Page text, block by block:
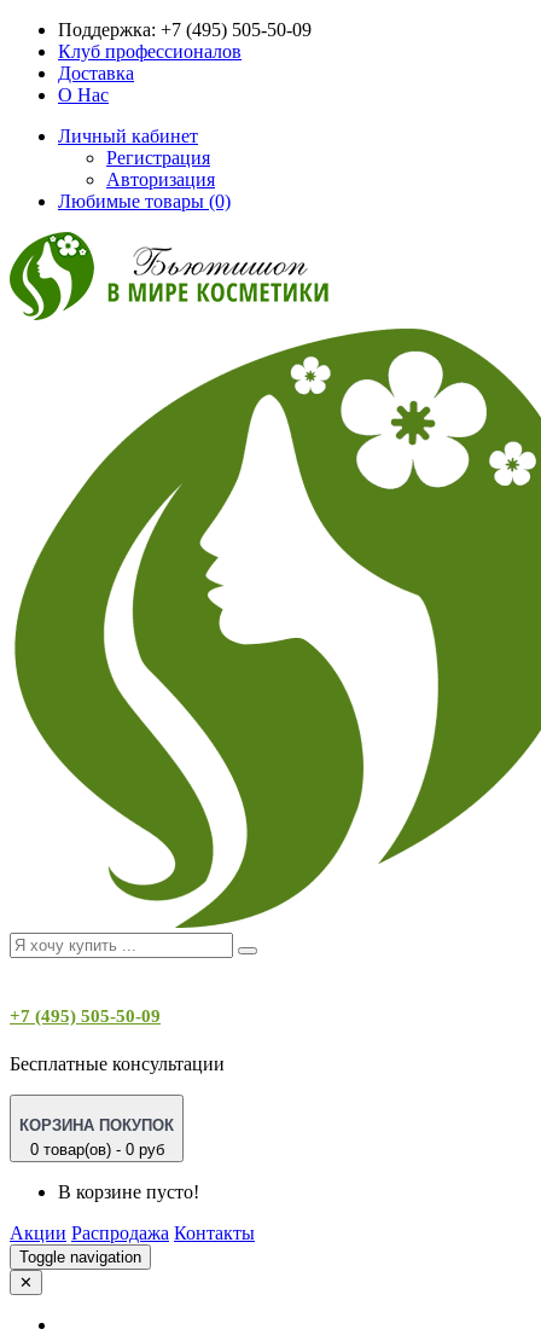
Поддержка: +7 (495) 505-50-09
Клуб профессионалов
Доставка
О Нас
Личный кабинет
Регистрация
Авторизация
Любимые товары (0)
+7 (495) 505-50-09
Бесплатные консультации
КОРЗИНА ПОКУПОК
0 товар(ов) - 0 руб
В корзине пусто!
Акции Распродажа Контакты
Toggle navigation
✕